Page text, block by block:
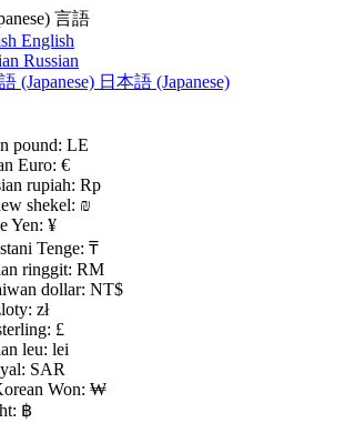
言語
English
Russian
日本語 (Japanese)
pound: LE
Euro: €
rupiah: Rp
shekel: ₪
Yen: ¥
Tenge: ₸
ringgit: RM
dollar: NT$
zł
£
leu: lei
SAR
Won: ₩
฿